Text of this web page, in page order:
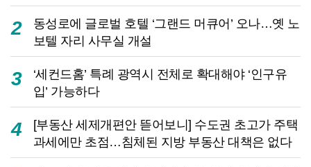
2
동성로에 글로벌 호텔 ‘그랜드 머큐어’ 오나…옛 노
보텔 자리 사무실 개설
3
‘세컨드홈’ 특례 광역시 전체로 확대해야 ‘인구유
입’ 가능하다
4
[부동산 세제개편안 뜯어보니] 수도권 초고가 주택
과세에만 초점…침체된 지방 부동산 대책은 없다